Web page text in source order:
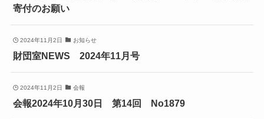
寄付のお願い
2024年11月2日 お知らせ
財団室NEWS 2024年11月号
2024年11月2日 会報
会報2024年10月30日 第14回 No1879